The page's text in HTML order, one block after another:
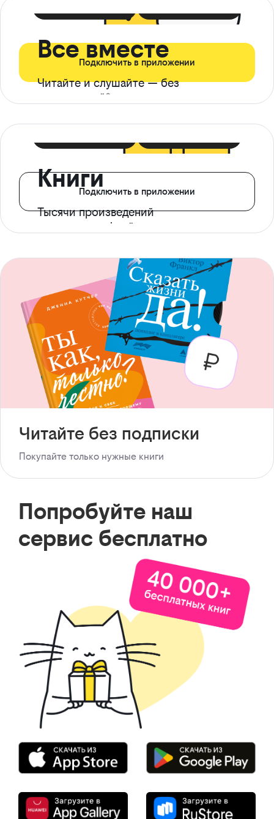
Все вместе
Читайте и слушайте — без
ограничений*
Подключить в приложении
Книги
Тысячи произведений
с доступом офлайн
Подключить в приложении
Читайте без подписки
Покупайте только нужные книги
Попробуйте наш
сервис бесплатно